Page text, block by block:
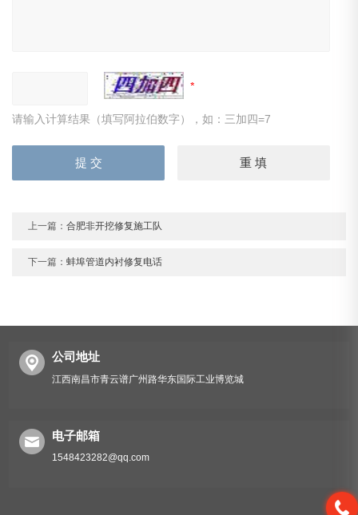
请输入计算结果（填写阿拉伯数字），如：三加四=7
上一篇：合肥非开挖修复施工队
下一篇：蚌埠管道内衬修复电话
公司地址
江西南昌市青云谱广州路华东国际工业博览城
电子邮箱
1548423282@qq.com